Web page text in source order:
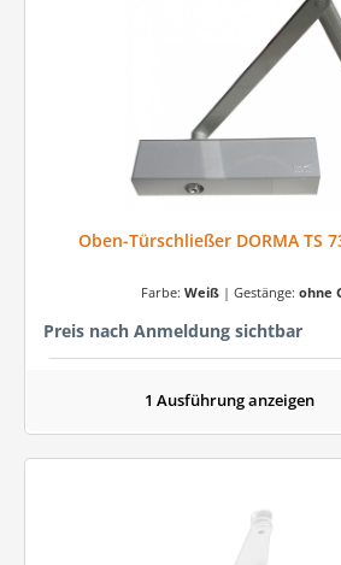
Oben-Türschließer DORMA TS
Farbe: Weiß | Gestänge:
Preis nach Anmeldung sichtbar
1 Ausführung anzeigen